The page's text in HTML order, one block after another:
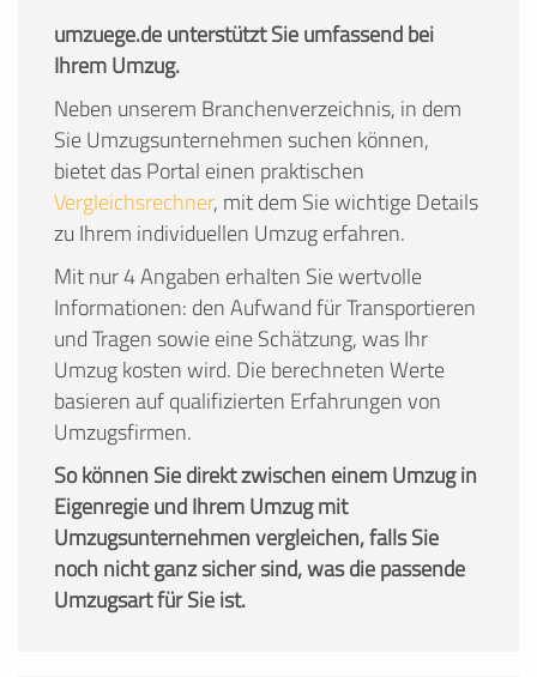
umzuege.de unterstützt Sie umfassend bei
Ihrem Umzug.
Neben unserem Branchenverzeichnis, in dem
Sie Umzugsunternehmen suchen können,
bietet das Portal einen praktischen
Vergleichsrechner, mit dem Sie wichtige Details
zu Ihrem individuellen Umzug erfahren.
Mit nur 4 Angaben erhalten Sie wertvolle
Informationen: den Aufwand für Transportieren
und Tragen sowie eine Schätzung, was Ihr
Umzug kosten wird. Die berechneten Werte
basieren auf qualifizierten Erfahrungen von
Umzugsfirmen.
So können Sie direkt zwischen einem Umzug in
Eigenregie und Ihrem Umzug mit
Umzugsunternehmen vergleichen, falls Sie
noch nicht ganz sicher sind, was die passende
Umzugsart für Sie ist.